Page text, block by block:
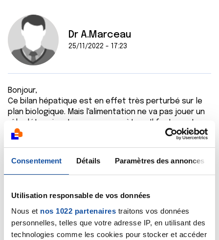
Consentement Détails Paramètres des annonces
Utilisation responsable de vos données
Nous et nos 1022 partenaires traitons vos données
personnelles, telles que votre adresse IP, en utilisant des
technologies comme les cookies pour stocker et accéder
Dr A.Marceau
25/11/2022 - 17:23
Bonjour,
Ce bilan hépatique est en effet très perturbé sur le
plan biologique. Mais l'alimentation ne va pas jouer un
rôle déterminant sur ces paramètres. Il faut avant
tout que votre compagnon mange ce qu'il a envie de
analysés dans le contexte médical global qui est celui
de votre compagnon, je pense notamment au bilan
hépatiques, en particulier par l'imagerie. J'imagine que
l'équipe soignante qui suit votre compagnon va faire
cette analyse.
Bien cordialement